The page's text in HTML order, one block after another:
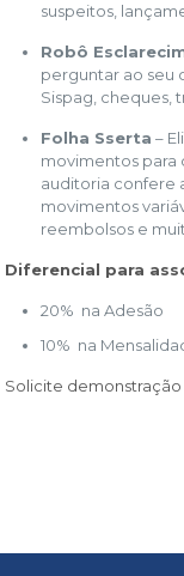
suspeitos,
Robô
perguntar ao seu
Sispag, cheques,
Folha Sserta –
movimentos para
auditoria confere
movimentos
reembolsos e
Diferencial para
20% na Adesão
10% na
Solicite demonstração